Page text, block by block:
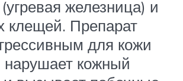
железница) и
клещей. Препарат
для кожи
нарушает кожный